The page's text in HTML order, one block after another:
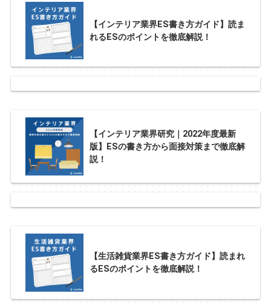
【インテリア業界ES書き方ガイド】読ま
れるESのポイントを徹底解説！
【インテリア業界研究｜2022年度最新
版】ESの書き方から面接対策まで徹底解
説！
【生活雑貨業界ES書き方ガイド】読まれ
るESのポイントを徹底解説！